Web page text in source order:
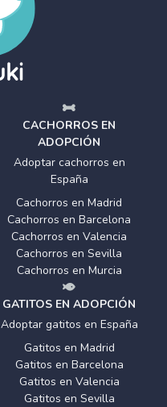
CACHORROS EN
ADOPCIÓN
Adoptar cachorros en
España
Cachorros en Madrid
Cachorros en Barcelona
Cachorros en Valencia
Cachorros en Sevilla
Cachorros en Murcia
GATITOS EN ADOPCIÓN
Adoptar gatitos en España
Gatitos en Madrid
Gatitos en Barcelona
Gatitos en Valencia
Gatitos en Sevilla